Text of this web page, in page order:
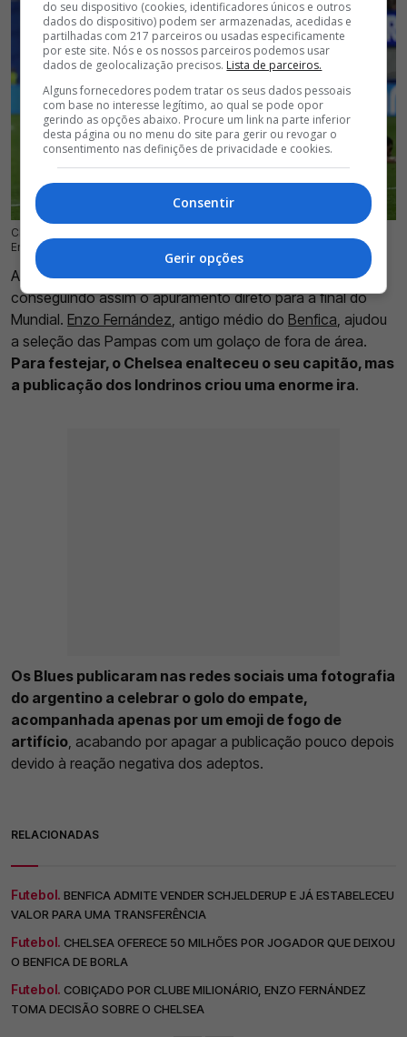
Chelsea gerou revolta entre os adeptos ingleses após destacar golo de
Enzo Fernández, que ajudou a Argentina a eliminar a Inglaterra
16 Jul 2026 | 16:56 |
A Argentina venceu esta quarta-feira a Inglaterra por 2-1,
conseguindo assim o apuramento direto para a final do
Mundial. Enzo Fernández , antigo médio do Benfica , ajudou
a seleção das Pampas com um golaço de fora de área.
Para festejar, o Chelsea enalteceu o seu capitão, mas
a publicação dos londrinos criou uma enorme ira.
Os Blues publicaram nas redes sociais uma fotografia
do argentino a celebrar o golo do empate,
acompanhada apenas por um emoji de fogo de
artifício , acabando por apagar a publicação pouco depois
devido à reação negativa dos adeptos.
RELACIONADAS
Futebol. BENFICA ADMITE VENDER SCHJELDERUP E JÁ ESTABELECEU
VALOR PARA UMA TRANSFERÊNCIA
Futebol. CHELSEA OFERECE 50 MILHÕES POR JOGADOR QUE DEIXOU
O BENFICA DE BORLA
Futebol. COBIÇADO POR CLUBE MILIONÁRIO, ENZO FERNÁNDEZ
TOMA DECISÃO SOBRE O CHELSEA
do seu dispositivo (cookies, identificadores únicos e outros
dados do dispositivo) podem ser armazenadas, acedidas e
partilhadas com 217 parceiros ou usadas especificamente
por este site. Nós e os nossos parceiros podemos usar
dados de geolocalização precisos. Lista de parceiros.
Alguns fornecedores podem tratar os seus dados pessoais
com base no interesse legítimo, ao qual se pode opor
gerindo as opções abaixo. Procure um link na parte inferior
desta página ou no menu do site para gerir ou revogar o
consentimento nas definições de privacidade e cookies.
Consentir
Gerir opções